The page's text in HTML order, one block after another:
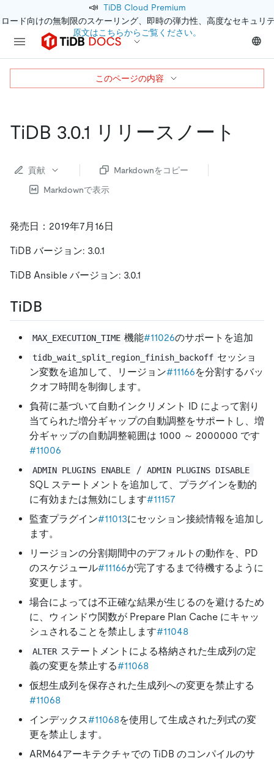
📣 TiDB Cloud Premium
ード向けの無制限のスケーリング、即時の弾力性、高度なセキュリ
原文はこちらからご覧ください。
TiDB 3.0.1 リリースノート
貢献
Markdownをコピー
Markdownで表示
発売日：2019年7月16日
TiDB バージョン: 3.0.1
TiDB Ansible バージョン: 3.0.1
TiDB
MAX_EXECUTION_TIME 機能#11026のサポートを追加
tidb_wait_split_region_finish_backoff セッショ
ン変数を追加して、リージョン#11166を分割するバッ
クオフ時間を制御します。
負荷に基づいて自動インクリメント ID によって割り
当てられた増分ギャップの自動調整をサポートし、増
分ギャップの自動調整範囲は 1000 ～ 2000000 です
#11006
ADMIN PLUGINS ENABLE / ADMIN PLUGINS DISABLE
SQL ステートメントを追加して、プラグインを動的
に有効または無効にします#11157
監査プラグイン#11013にセッション接続情報を追加し
ます。
リージョンの分割期間中のデフォルトの動作を、PD
のスケジュール#11166が完了するまで待機するように
変更します。
場合によっては不正確な結果が生じるのを避けるため
に、ウィンドウ関数が Prepare Plan Cache にキャッ
シュされることを禁止します#11048
ALTER ステートメントによる格納された生成列の定
義の変更を禁止する#11068
仮想生成列を保存された生成列への変更を禁止する
#11068
インデックス#11068を使用して生成された列式の変
更を禁止します。
ARM64アーキテクチャでの TiDB のコンパイルのサ
このページの内容